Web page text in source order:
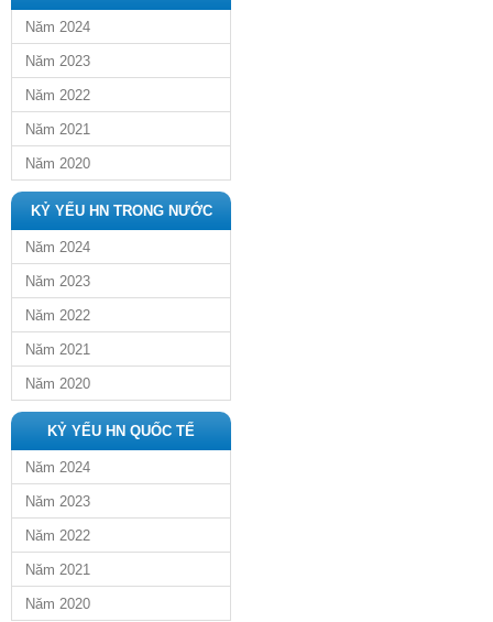
Năm 2024
Năm 2023
Năm 2022
Năm 2021
Năm 2020
KỶ YẾU HN TRONG NƯỚC
Năm 2024
Năm 2023
Năm 2022
Năm 2021
Năm 2020
KỶ YẾU HN QUỐC TẾ
Năm 2024
Năm 2023
Năm 2022
Năm 2021
Năm 2020